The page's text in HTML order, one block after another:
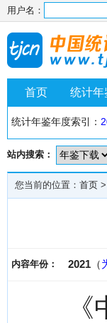
用户名：
首页 统计年
统计年鉴年度索引：
站内搜索：
您当前的位置： 首页 >
内容年份： 2021 （